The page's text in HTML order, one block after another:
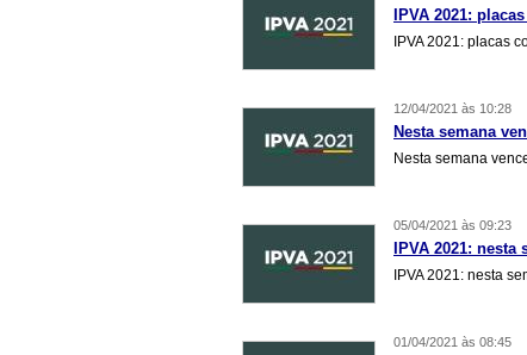
IPVA 2021:
IPVA 2021: placas
12/04/2021 às 10:28
Nesta semana
Nesta semana
05/04/2021 às 09:23
IPVA 2021:
IPVA 2021: nesta
01/04/2021 às 08:45